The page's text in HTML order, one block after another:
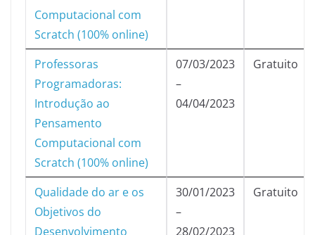
Computacional com
Scratch (100% online)
Professoras
Programadoras:
Introdução ao
Pensamento
Computacional com
Scratch (100% online)
07/03/2023
–
04/04/2023
Gratuito
Qualidade do ar e os
Objetivos do
Desenvolvimento
30/01/2023
–
28/02/2023
Gratuito